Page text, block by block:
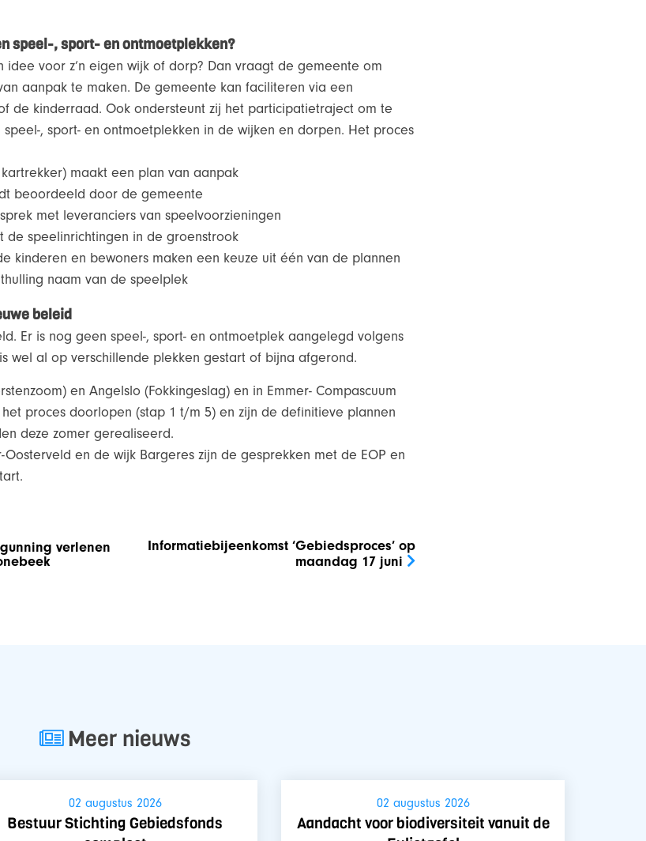
speel-, sport- en ontmoetplekken?
idee voor z’n eigen wijk of dorp? Dan vraagt de gemeente om
aanpak te maken. De gemeente kan faciliteren via een
de kinderraad. Ook ondersteunt zij het participatietraject om te
, sport- en ontmoetplekken in de wijken en dorpen. Het proces
maakt een plan van aanpak
beoordeeld door de gemeente
met leveranciers van speelvoorzieningen
de speelinrichtingen in de groenstrook
kinderen en bewoners maken een keuze uit één van de plannen
naam van de speelplek
beleid
Er is nog geen speel-, sport- en ontmoetplek aangelegd volgens
wel al op verschillende plekken gestart of bijna afgerond.
en Angelslo (Fokkingeslag) en in Emmer- Compascuum
proces doorlopen (stap 1 t/m 5) en zijn de definitieve plannen
deze zomer gerealiseerd.
en de wijk Bargeres zijn de gesprekken met de EOP en
verlenen
Informatiebijeenkomst ‘Gebiedsproces’ op
maandag 17 juni
Meer nieuws
02 augustus 2026
Bestuur Stichting Gebiedsfonds
02 augustus 2026
Aandacht voor biodiversiteit vanuit de